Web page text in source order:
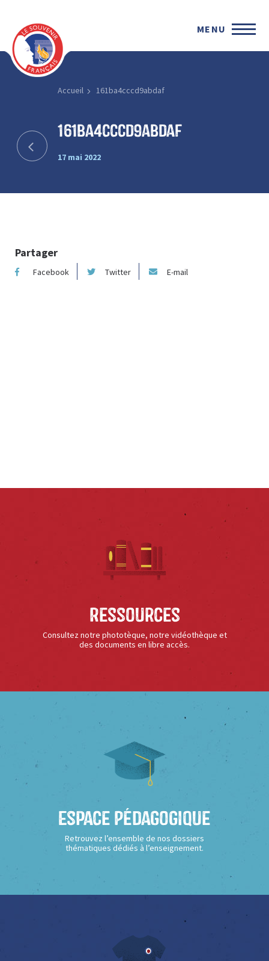
MENU
Accueil 161ba4cccd9abdaf
161ba4cccd9abdaf
17 mai 2022
Partager
Facebook Twitter E-mail
Ressources
Consultez notre phototèque, notre vidéothèque et
des documents en libre accès.
Espace Pédagogique
Retrouvez l’ensemble de nos dossiers
thématiques dédiés à l’enseignement.